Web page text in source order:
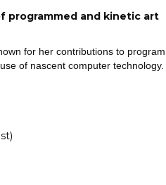
programmed and kinetic art
for her contributions to
of nascent computer technology.